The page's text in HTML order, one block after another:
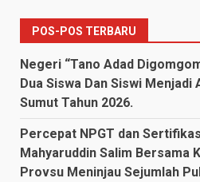
POS-POS TERBARU
Negeri “Tano Adad
Dua Siswa Dan Siswi
Sumut Tahun 2026.
Percepat NPGT dan
Mahyaruddin Salim Bersama
Provsu Meninjau Sejumlah